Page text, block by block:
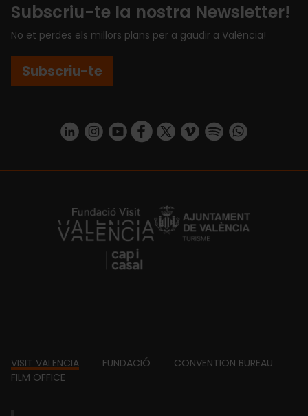
Subscriu-te la nostra Newsletter!
No et perdes els millors plans per a gaudir a València!
Subscriu-te
https://www.linkedin.com/company/turismo-valencia/mycompany/
https://www.instagram.com/visit_valencia/
https://www.youtube.com/user/
https://www.facebook.com/
https://twitter.com/
https://vimeo.com/
https://https://api.whatsapp.com/
https://fundacion.visitvalencia.com/
Footer
VISIT VALENCIA FUNDACIÓ
CONVENTION BUREAU
FILM OFFICE